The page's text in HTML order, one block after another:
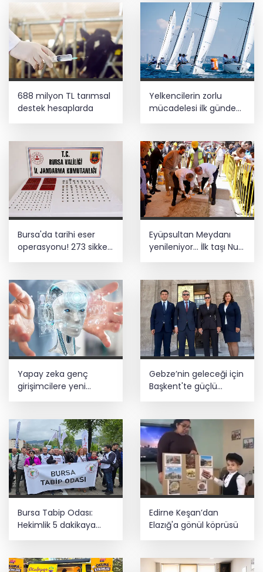
688 milyon TL tarımsal
destek hesaplarda
Yelkencilerin zorlu
mücadelesi ilk günde
nefes kesti
Bursa'da tarihi eser
operasyonu! 273 sikke
ve 18 obje ele geçirildi
Eyüpsultan Meydanı
yenileniyor... İlk taşı Nuri
Aslan koydu
Yapay zeka genç
girişimcilere yeni
Gebze’nin geleceği için
Başkent'te güçlü
Bursa Tabip Odası:
Hekimlik 5 dakikaya
sığmaz
Edirne Keşan’dan
Elazığ'a gönül köprüsü